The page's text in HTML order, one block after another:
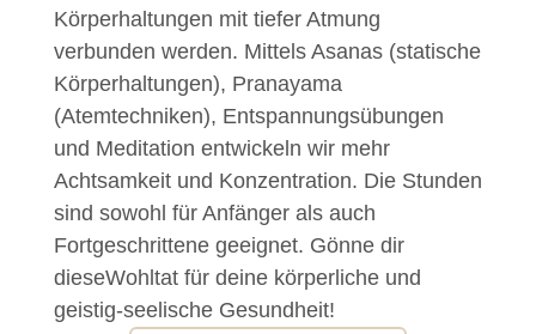
Körperhaltungen mit tiefer Atmung
verbunden werden. Mittels Asanas (statische
Körperhaltungen), Pranayama
(Atemtechniken), Entspannungsübungen
und Meditation entwickeln wir mehr
Achtsamkeit und Konzentration. Die Stunden
sind sowohl für Anfänger als auch
Fortgeschrittene geeignet. Gönne dir
dieseWohltat für deine körperliche und
geistig-seelische Gesundheit!